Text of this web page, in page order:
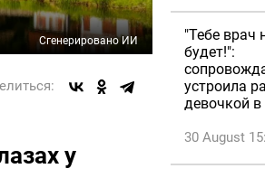
Сгенерировано ИИ
у
"Тебе врач
будет!":
устроила
девочкой в
30 August